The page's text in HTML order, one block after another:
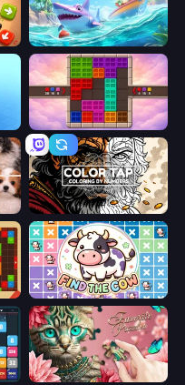
Tropical Merge
Color Cube Puzzle
Color Tap: Coloring by Numbers
Find The Cow
Drop & Merge the Numbers Favorite Puzzles